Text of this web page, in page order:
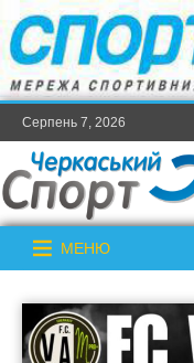
Серпень 7, 2026
МЕНЮ